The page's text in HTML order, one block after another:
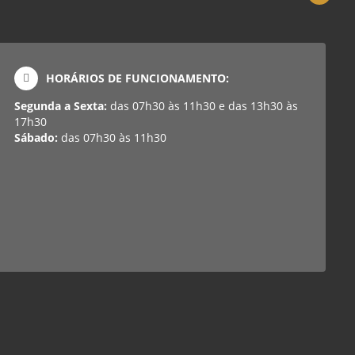
HORÁRIOS DE FUNCIONAMENTO:
Segunda a Sexta: das 07h30 às 11h30 e das 13h30 às
17h30
Sábado: das 07h30 às 11h30